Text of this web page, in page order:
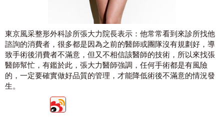
東京風采整形外科診所張大力院長表示：他常常看到來診所找他
諮詢的消費者，很多都是因為之前的醫師或團隊沒有規劃好，導
致手術後消費者不滿意，但又不相信該醫師的技術，所以來找張
醫師幫忙，有鑑於此，張大力醫師強調，任何手術都是有風險
的，一定要確實做好品質的管理，才能降低術後不滿意的情況發
生。